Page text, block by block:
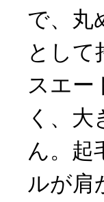
で、丸
として
スエー
く、
ん。起
ルが肩